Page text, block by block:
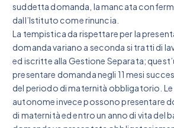
suddetta domanda, la mancata
dall’Istituto come rinuncia.
La tempistica da rispettare per la
domanda variano a seconda si tratti di
ed iscritte alla Gestione Separata;
presentare domanda negli 11 mesi
del periodo di maternità obbligatorio.
autonome invece possono presentare
di maternità ed entro un anno di vita del